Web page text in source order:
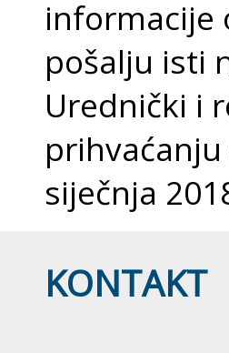
informacije
pošalju isti
Urednički i
siječnja
KONTAKT